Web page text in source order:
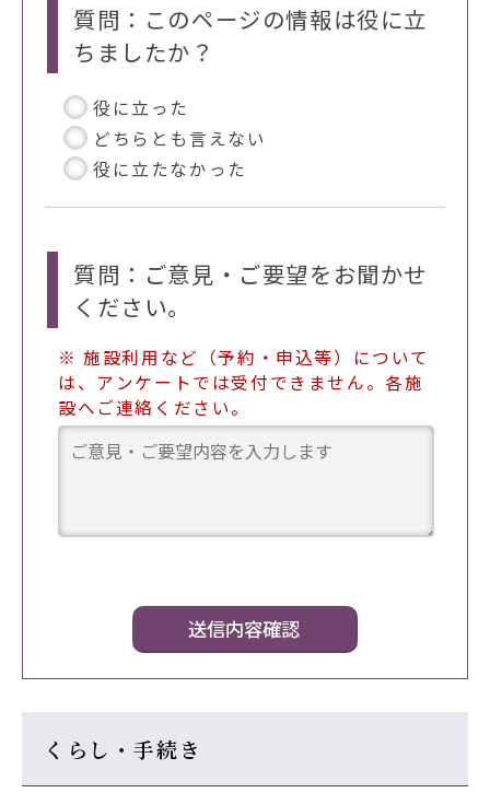
質問：このページの情報は役に立
ちましたか？
役に立った
どちらとも言えない
役に立たなかった
質問：ご意見・ご要望をお聞かせ
ください。
※ 施設利用など（予約・申込等）について
は、アンケートでは受付できません。各施
設へご連絡ください。
くらし・手続き